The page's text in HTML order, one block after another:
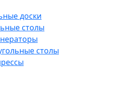
доски
столы
столы